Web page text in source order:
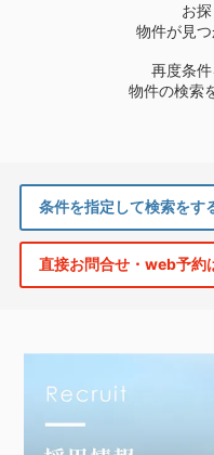
お
物件が見つ
再度条
物件の検索
条件を指定して検索をす
直接お問合せ・web予約